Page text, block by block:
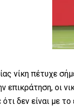
νίκη πέτυχε
επικράτηση, οι
ότι δεν είναι με